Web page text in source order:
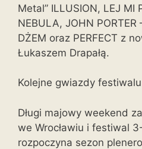
Metal” ILLUSION, LEJ MI
NEBULA, JOHN PORTER
DŻEM oraz PERFECT z
Łukaszem Drapałą.
Kolejne gwiazdy
Długi majowy weekend
we Wrocławiu i festiwal
rozpoczyna sezon